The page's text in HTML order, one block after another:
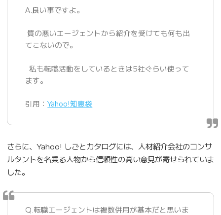
A.良い事ですよ。
質の悪いエージェントから紹介を受けても何も出
てこないので。
私も転職活動をしているときは5社ぐらい使って
ます。
引用：Yahoo!知恵袋
さらに、Yahoo! しごとカタログには、人材紹介会社のコンサ
ルタントを名乗る人物から信頼性の高い意見が寄せられていま
した。
Q.転職エージェントは複数併用が基本だと思いま